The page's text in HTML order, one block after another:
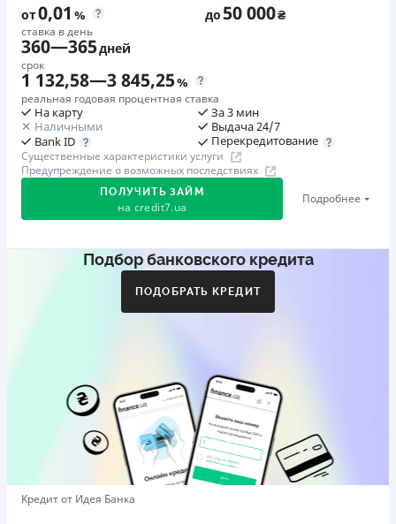
от0,01 %
ставка в день
до50 000₴
360—365дней
срок
1 132,58—3 845,25%
реальная годовая процентная ставка
На карту
Наличными
Bank ID
За 3 мин
Выдача 24/7
Перекредитование
Существенные характеристики услуги
Предупреждение о возможных последствиях
ПОЛУЧИТЬ ЗАЙМ
на credit7.ua
Подробнее
Акция: «Кешбэк за друга»
друг регистрируется и получает первый кредит (от
Бронзовый призер FinAwards 2026 «Лучшая программа
лояльности»
Первый займ
от 0,01%/день до 30 000 ₴
Повторный займ
Подбор банковского кредита
ПОДОБРАТЬ КРЕДИТ
Кредит от Идея Банка